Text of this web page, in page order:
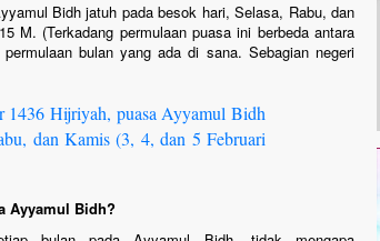
Bidh jatuh pada besok hari, Selasa, Rabu, dan
M. (Terkadang permulaan puasa ini berbeda antara
bulan yang ada di sana. Sebagian negeri
1436 Hijriyah, puasa Ayyamul Bidh
dan Kamis (3, 4, dan 5 Februari
Ayyamul Bidh?